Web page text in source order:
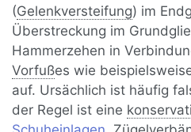
(Gelenkversteifung) im
Überstreckung im
Hammerzehen in
Vorfußes wie
auf. Ursächlich ist häufig
der Regel ist eine